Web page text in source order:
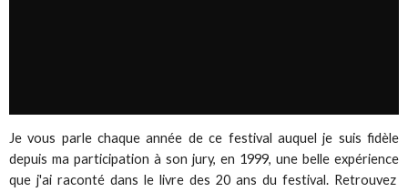
Je vous parle chaque année de ce festival auquel je suis fidèle
depuis ma participation à son jury, en 1999, une belle expérience
que j'ai raconté dans le livre des 20 ans du festival. Retrouvez